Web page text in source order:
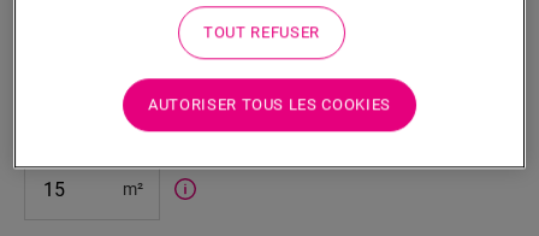
Compatible avec le chauffage par le sol
Crée une base de niveau
€/m²
m²
TOUT REFUSER
AUTORISER TOUS LES COOKIES